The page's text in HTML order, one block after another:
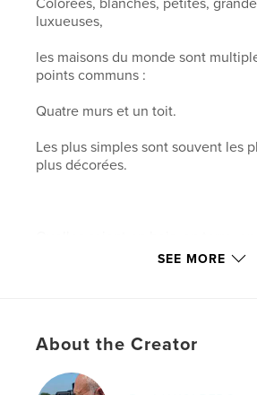
luxueuses,
les maisons du monde sont
points communs :
Quatre murs et un toit.
Les plus simples sont souvent les
plus décorées.
brique, ces habitations sont les
Europe, Amérique du nord,
inévitablement incomplet se
SEE MORE
About the Creator